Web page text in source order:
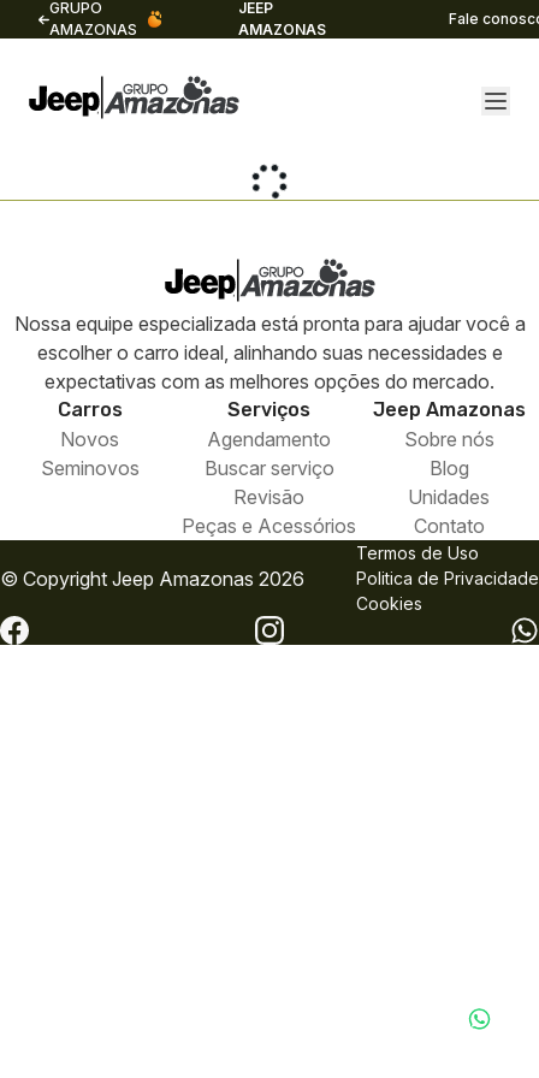
GRUPO
AMAZONAS
JEEP
AMAZONAS
Fale
Nossa equipe especializada está pronta para ajudar você a
escolher o carro ideal, alinhando suas necessidades e
expectativas com as melhores opções do mercado.
Carros
Novos
Seminovos
Serviços
Agendamento
Buscar serviço
Revisão
Peças e Acessórios
Jeep Amazonas
Sobre nós
Blog
Unidades
Contato
© Copyright Jeep Amazonas 2026
Termos de Uso
Politica de Privacidade
Cookies